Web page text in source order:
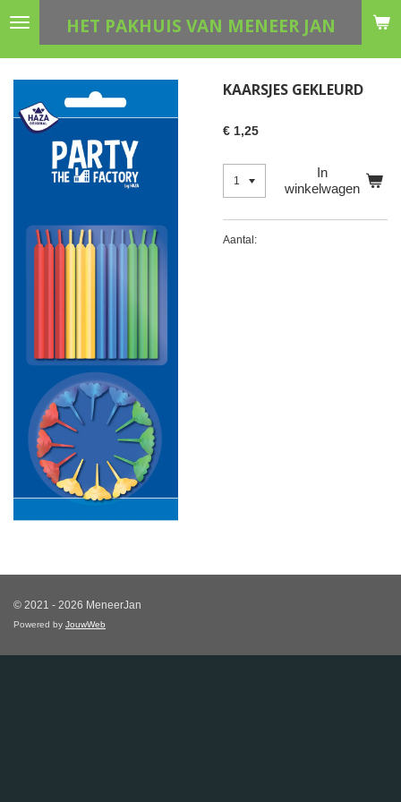
Ga
HET PAKHUIS VAN MENEER JAN
KAARSJES GEKLEURD
€ 1,25
In
winkelwagen
Aantal:
© 2021 - 2026 MeneerJan
Powered by JouwWeb